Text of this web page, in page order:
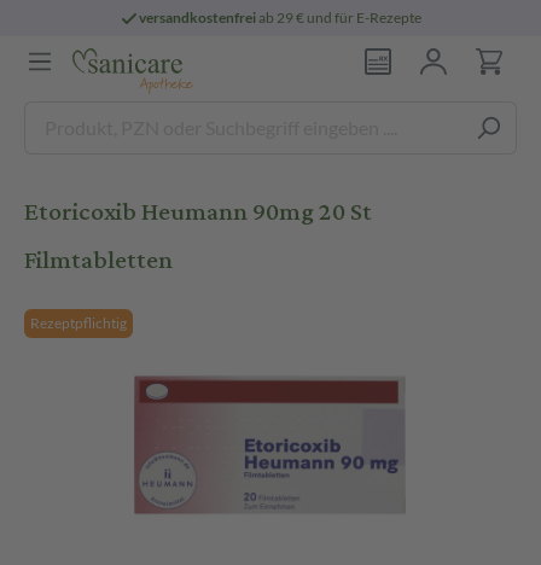
versandkostenfreiab 29 € und für E-Rezepte
Etoricoxib Heumann 90mg 20 St
Filmtabletten
Rezeptpflichtig